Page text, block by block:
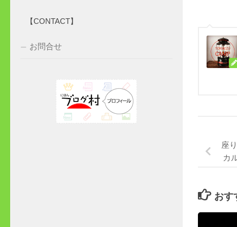
座
カ
おす
【CONTACT】
お問合せ